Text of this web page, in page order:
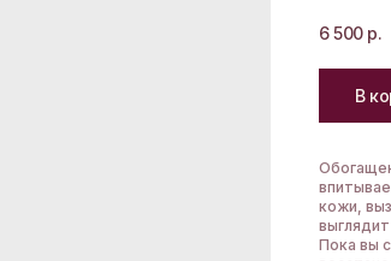
6 500 р.
В
кожи,
Пока вы